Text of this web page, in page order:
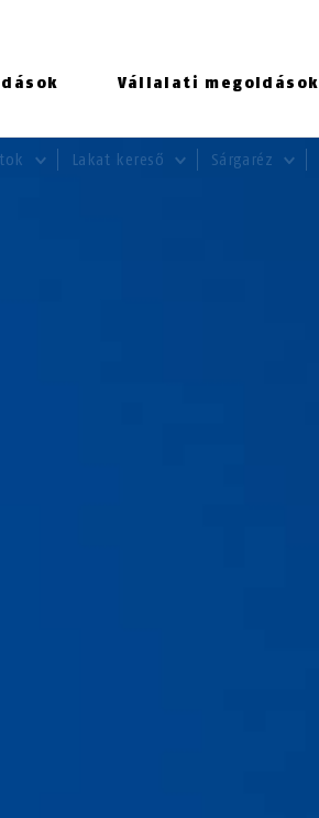
Vállalati megoldások
Lakat kereső Sárgaréz